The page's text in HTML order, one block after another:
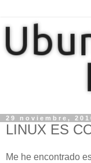
29 noviembre,
LINUX ES
Me he encontrado